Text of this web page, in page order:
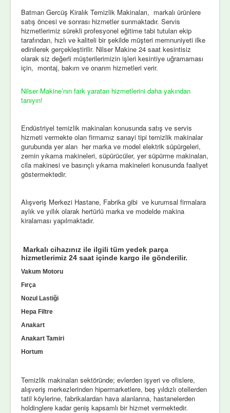
Batman Gercüş Kiralık Temizlik Makinaları, markalı ürünlere
satış öncesi ve sonrası hizmetler sunmaktadır. Servis
hizmetlerimiz sürekli profesyonel eğitime tabi tutulan ekip
tarafından, hızlı ve kaliteli bir şekilde müşteri memnuniyeti ilke
edinilerek gerçekleştirilir. Nilser Makine 24 saat kesintisiz
olarak siz değerli müşterilerimizin işleri kesintiye uğramaması
için, montaj, bakım ve onarım hizmetleri verir.
Nilser Makine’nın fark yaratan hizmetlerini daha yakından
tanıyın!
Endüstriyel temizlik makinaları konusunda satış ve servis
hizmeti vermekte olan firmamız sanayi tipi temizlik makinalar
gurubunda yer alan her marka ve model elektrik süpürgeleri,
zemin yıkama makineleri, süpürücüler, yer süpürme makinaları,
cila makinesi ve basınçlı yıkama makineleri konusunda faaliyet
göstermektedir.
Alışveriş Merkezi Hastane, Fabrika gibi ve kurumsal firmalara
aylık ve yıllık olarak hertürlü marka ve modelde makina
kiralaması yapılmaktadır.
Markalı cihazınız ile ilgili tüm yedek parça
hizmetlerimiz 24 saat içinde kargo ile gönderilir.
Vakum Motoru
Fırça
Nozul Lastiği
Hepa Filtre
Anakart
Anakart Tamiri
Hortum
Temizlik makinaları sektöründe; evlerden işyeri ve ofislere,
alışveriş merkezlerinden hipermarketlere, beş yıldızlı otellerden
tatil köylerine, fabrikalardan hava alanlarına, hastanelerden
holdinglere kadar geniş kapsamlı bir hizmet vermektedir.